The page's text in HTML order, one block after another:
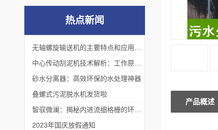
产品概述
热点新闻
砂水分离器：高效环保的水处理神器
叠螺式污泥脱水机发货啦
2023年国庆放假通知